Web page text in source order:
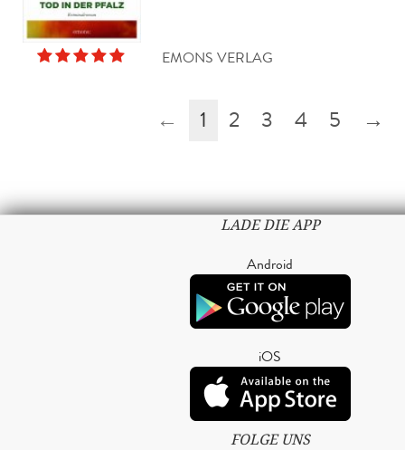
EMONS VERLAG
← 1 2 3 4 5 →
LADE DIE APP
Android
iOS
FOLGE UNS